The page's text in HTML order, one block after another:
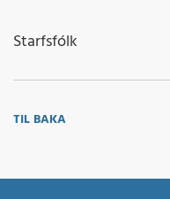
Starfsfólk
TIL BAKA